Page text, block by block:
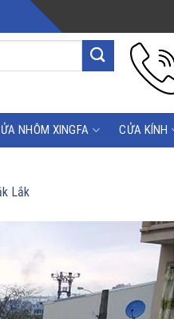
NHÔM XINGFA CỬA KÍNH
Lắk